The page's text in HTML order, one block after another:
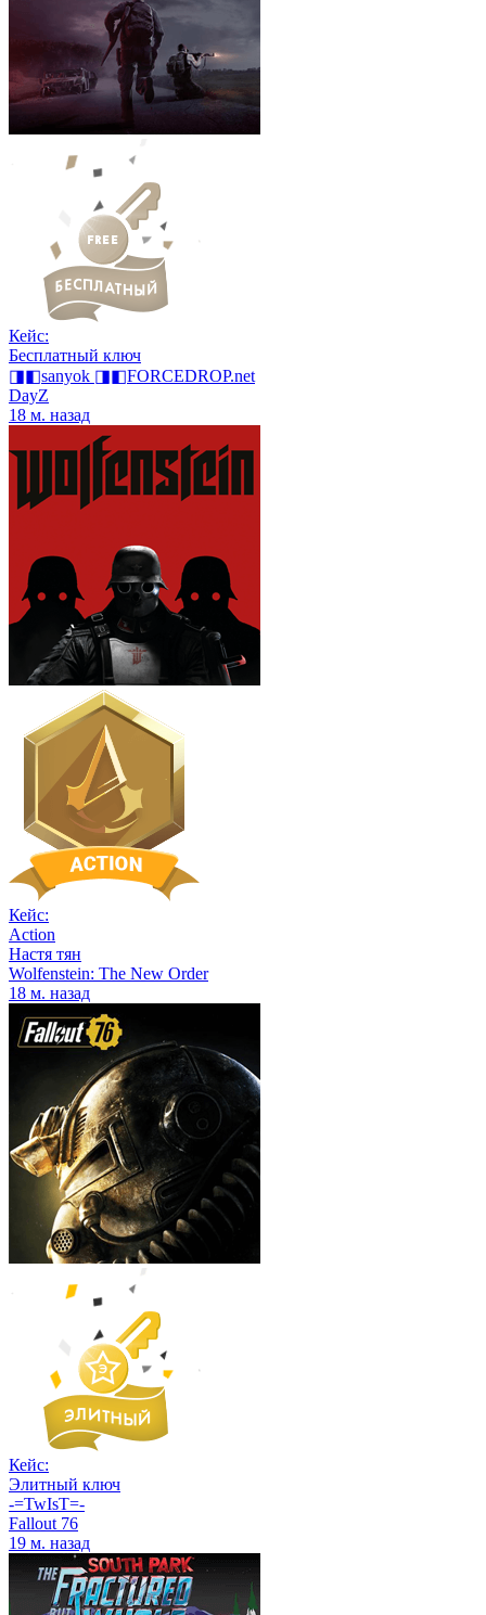
Кейс:
Бесплатный ключ
◨◧sanyok ◨◧FORCEDROP.net
DayZ
18 м. назад
Кейс:
Action
Настя тян
Wolfenstein: The New Order
18 м. назад
Кейс:
Элитный ключ
-=TwIsT=-
Fallout 76
19 м. назад